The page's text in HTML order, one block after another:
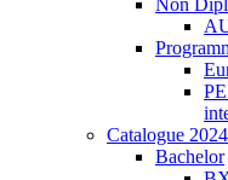
Non
Catalogue
Bachelor